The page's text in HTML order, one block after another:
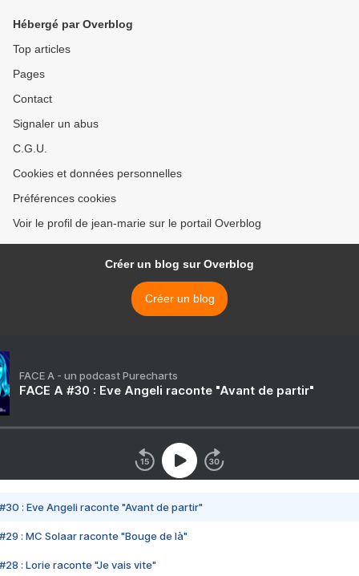
Hébergé par Overblog
Top articles
Pages
Contact
Signaler un abus
C.G.U.
Cookies et données personnelles
Préférences cookies
Voir le profil de jean-marie sur le portail Overblog
Créer un blog sur Overblog
Créer un blog
FACE A - un podcast Purecharts
FACE A #30 : Eve Angeli raconte "Avant de partir"
#30 : Eve Angeli raconte "Avant de partir"
#29 : MC Solaar raconte "Bouge de là"
#28 : Lorie raconte "Je vais vite"